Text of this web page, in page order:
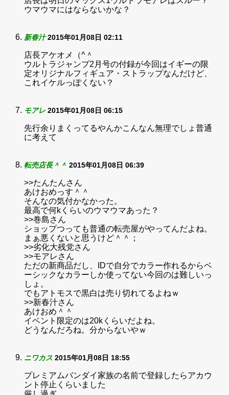
ウマウマにはならないかな？
新春汁 2015年01月08日 02:11
店長アケオメ（^＾
ウルトラジャンプ2月号の付録が今回はイギーの限
定オリジナルフィギュア・ストラップなんだけど、
これイケルっぽくない？
モアレ 2015年01月08日 06:15
先行余りまくってるやんかこんなん無理でしょ普通
に考えて
転売店長＾＾ 2015年01月08日 06:39
>>たんたんさん
あけおめっす＾＾
そんなの気付かなかった。
最高で何kくらいのウマウマあった？
>>巻島さん
ショップつっても普通の転売屋がやってんだよね。
まぁ悪くないと思うけど＾＾；
>>劣化大残党さん
>>モアレさん
ただの新商品だし、IDで自分でカラー作れるからベ
ーシックなカラーしか使ってない今回のは難しいっ
しょ。
でもアトモスで黒白は売り切れてるよねｗ
>>新春汁さん
あけおめ＾＾
イベント限定のは20kくらいだよね。
どうなんだろね。分からないやｗ
ニワカス 2015年01月08日 18:55
プレミアムバンダイ家族の名前で登録したらアカウ
ント停止くらいました